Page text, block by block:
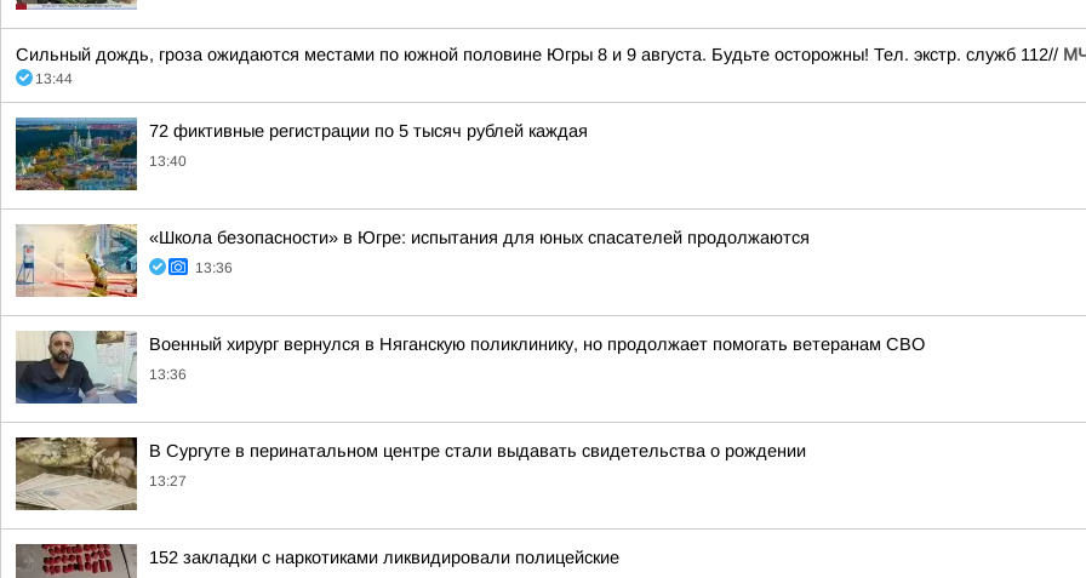
Сильный дождь, гроза ожидаются местами по южной половине Югры 8 и 9 августа. Будьте осторожны! Тел. экстр. служб 112//
13:44
72 фиктивные регистрации по 5 тысяч рублей каждая
13:40
«Школа безопасности» в Югре: испытания для юных спасателей продолжаются
13:36
Военный хирург вернулся в Няганскую поликлинику, но продолжает помогать ветеранам СВО
13:36
В Сургуте в перинатальном центре стали выдавать свидетельства о рождении
13:27
152 закладки с наркотиками ликвидировали полицейские